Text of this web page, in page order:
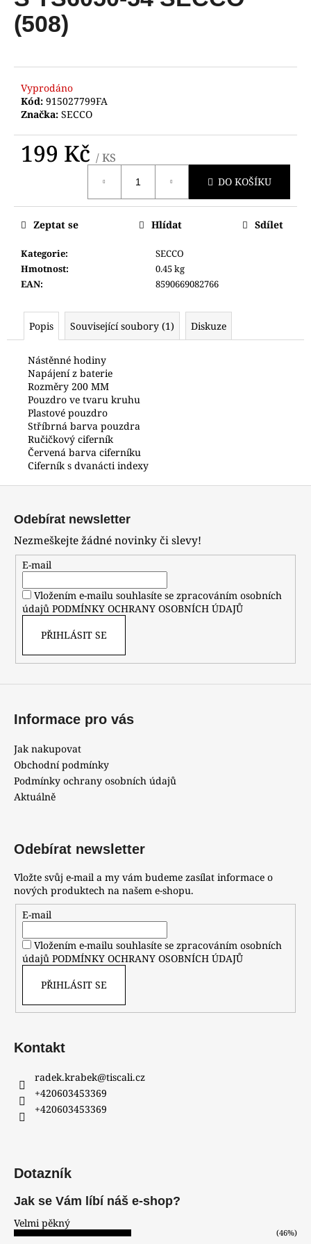
0,0
z
5
(508)
Vyprodáno
Kód: 915027799FA
Značka: SECCO
199 Kč / KS
DO KOŠÍKU
Kategorie:
SECCO
Hmotnost:
0.45 kg
EAN: 8590669082766
Zeptat se Hlídat Sdílet
Popis Související soubory (1) Diskuze
Nástěnné hodiny
Napájení z baterie
Rozměry 200 MM
Pouzdro ve tvaru kruhu
Plastové pouzdro
Stříbrná barva pouzdra
Ručičkový ciferník
Červená barva ciferníku
Ciferník s dvanácti indexy
a
j
t
?
HLEDAT
D
p
o
j
HODINKY
ORIENT
CGW01001W0
800
Odebírat newsletter
Nezmeškejte žádné novinky či slevy!
E-mail
Vložením e-mailu souhlasíte se zpracováním osobních
údajů PODMÍNKY OCHRANY OSOBNÍCH ÚDAJŮ
PŘIHLÁSIT SE
Informace pro vás
Jak nakupovat
Obchodní podmínky
Podmínky ochrany osobních údajů
Aktuálně
Odebírat newsletter
Vložte svůj e-mail a my vám budeme zasílat informace o
nových produktech na našem e-shopu.
E-mail
Vložením e-mailu souhlasíte se zpracováním osobních
údajů PODMÍNKY OCHRANY OSOBNÍCH ÚDAJŮ
PŘIHLÁSIT SE
Kontakt
radek.krabek@tiscali.cz
+420603453369
+420603453369
Dotazník
Jak se Vám líbí náš e-shop?
Velmi pěkný
(46%)